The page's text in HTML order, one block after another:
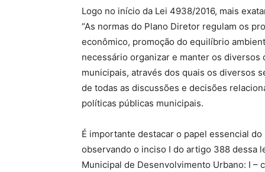
Logo no início da Lei 4938/2016, mais
“As normas do Plano Diretor regulam os
econômico, promoção do equilíbrio
necessário organizar e manter os
municipais, através dos quais os diversos
de todas as discussões e decisões
políticas públicas municipais.
É importante destacar o papel essencial
observando o inciso I do artigo 388 dessa
Municipal de Desenvolvimento Urbano: I –